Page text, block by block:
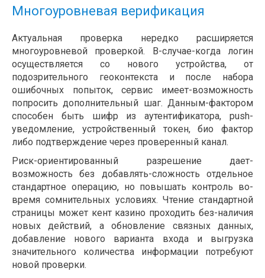
Многоуровневая верификация
Актуальная проверка нередко расширяется
многоуровневой проверкой. В-случае-когда логин
осуществляется со нового устройства, от
подозрительного геоконтекста и после набора
ошибочных попыток, сервис имеет-возможность
попросить дополнительный шаг. Данным-фактором
способен быть шифр из аутентификатора, push-
уведомление, устройственный токен, био фактор
либо подтверждение через проверенный канал.
Риск-ориентированный разрешение дает-
возможность без добавлять-сложность отдельное
стандартное операцию, но повышать контроль во-
время сомнительных условиях. Чтение стандартной
страницы может кент казино проходить без-наличия
новых действий, а обновление связных данных,
добавление нового варианта входа и выгрузка
значительного количества информации потребуют
новой проверки.